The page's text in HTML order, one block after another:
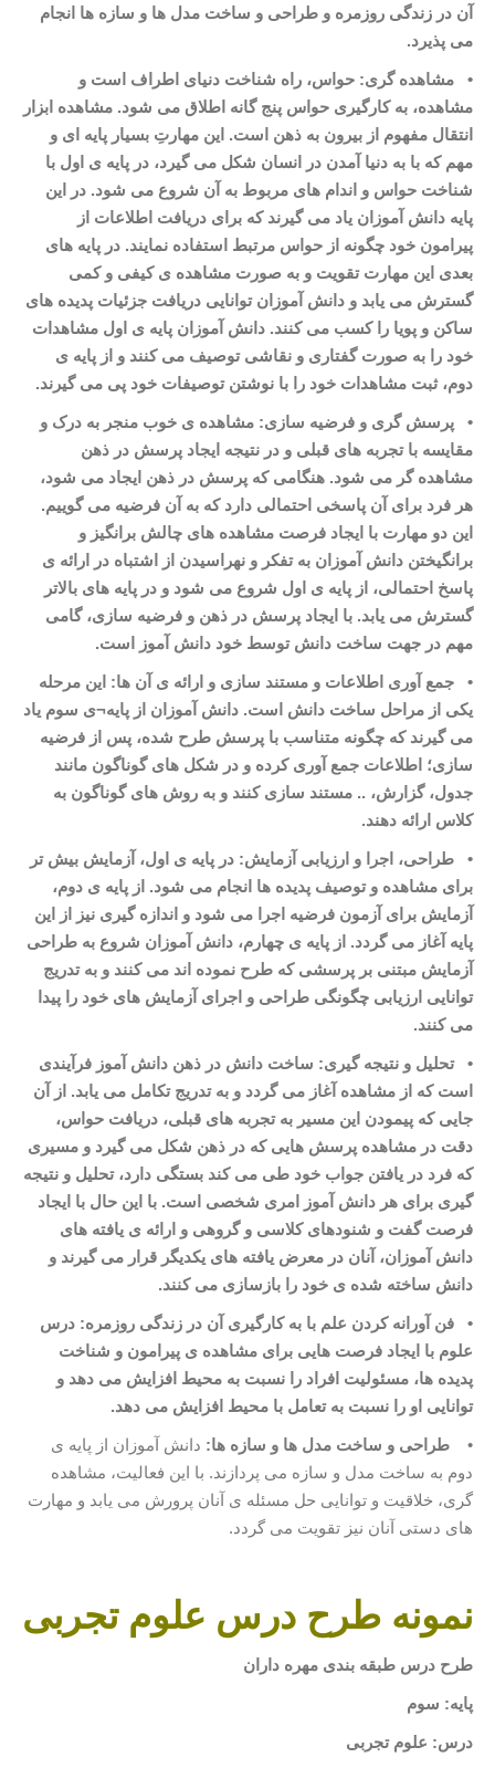
آن در زندگی روزمره و طراحی و ساخت مدل ها و سازه ها انجام
می پذیرد.
• مشاهده گری: حواس، راه شناخت دنیای اطراف است و
مشاهده، به کارگیری حواس پنج گانه اطلاق می شود. مشاهده ابزار
انتقال مفهوم از بیرون به ذهن است. این مهارتِ بسیار پایه ای و
مهم که با به دنیا آمدن در انسان شکل می گیرد، در پایه ی اول با
شناخت حواس و اندام های مربوط به آن شروع می شود. در این
پایه دانش آموزان یاد می گیرند که برای دریافت اطلاعات از
پیرامون خود چگونه از حواس مرتبط استفاده نمایند. در پایه های
بعدی این مهارت تقویت و به صورت مشاهده ی کیفی و کمی
گسترش می یابد و دانش آموزان توانایی دریافت جزئیات پدیده های
ساکن و پویا را کسب می کنند. دانش آموزان پایه ی اول مشاهدات
خود را به صورت گفتاری و نقاشی توصیف می کنند و از پایه ی
دوم، ثبت مشاهدات خود را با نوشتن توصیفات خود پی می گیرند.
• پرسش گری و فرضیه سازی: مشاهده ی خوب منجر به درک و
مقایسه با تجربه های قبلی و در نتیجه ایجاد پرسش در ذهن
مشاهده گر می شود. هنگامی که پرسش در ذهن ایجاد می شود،
هر فرد برای آن پاسخی احتمالی دارد که به آن فرضیه می گوییم.
این دو مهارت با ایجاد فرصت مشاهده های چالش برانگیز و
برانگیختن دانش آموزان به تفکر و نهراسیدن از اشتباه در ارائه ی
پاسخ احتمالی، از پایه ی اول شروع می شود و در پایه های بالاتر
گسترش می یابد. با ایجاد پرسش در ذهن و فرضیه سازی، گامی
مهم در جهت ساخت دانش توسط خود دانش آموز است.
• جمع آوری اطلاعات و مستند سازی و ارائه ی آن ها: این مرحله
یکی از مراحل ساخت دانش است. دانش آموزان از پایه¬ی سوم یاد
می گیرند که چگونه متناسب با پرسش طرح شده، پس از فرضیه
سازی؛ اطلاعات جمع آوری کرده و در شکل های گوناگون مانند
جدول، گزارش، .. مستند سازی کنند و به روش های گوناگون به
کلاس ارائه دهند.
• طراحی، اجرا و ارزیابی آزمایش: در پایه ی اول، آزمایش بیش تر
برای مشاهده و توصیف پدیده ها انجام می شود. از پایه ی دوم،
آزمایش برای آزمون فرضیه اجرا می شود و اندازه گیری نیز از این
پایه آغاز می گردد. از پایه ی چهارم، دانش آموزان شروع به طراحی
آزمایش مبتنی بر پرسشی که طرح نموده اند می کنند و به تدریج
توانایی ارزیابی چگونگی طراحی و اجرای آزمایش های خود را پیدا
می کنند.
•
تحلیل و نتیجه گیری: ساخت دانش در ذهن دانش آموز فرآیندی
است که از مشاهده آغاز می گردد و به تدریج تکامل می یابد. از آن
جایی که پیمودن این مسیر به تجربه های قبلی، دریافت حواس،
دقت در مشاهده پرسش هایی که در ذهن شکل می گیرد و مسیری
که فرد در یافتن جواب خود طی می کند بستگی دارد، تحلیل و نتیجه
گیری برای هر دانش آموز امری شخصی است. با این حال با ایجاد
فرصت گفت و شنودهای کلاسی و گروهی و ارائه ی یافته های
دانش آموزان، آنان در معرض یافته های یکدیگر قرار می گیرند و
دانش ساخته شده ی خود را بازسازی می کنند.
•
فن آورانه کردن علم با به کارگیری آن در زندگی روزمره: درس
علوم با ایجاد فرصت هایی برای مشاهده ی پیرامون و شناخت
پدیده ها، مسئولیت افراد را نسبت به محیط افزایش می دهد و
توانایی او را نسبت به تعامل با محیط افزایش می دهد.
• طراحی و ساخت مدل ها و سازه ها: دانش آموزان از پایه ی
دوم به ساخت مدل و سازه می پردازند. با این فعالیت، مشاهده
گری، خلاقیت و توانایی حل مسئله ی آنان پرورش می یابد و مهارت
های دستی آنان نیز تقویت می گردد.
نمونه طرح درس علوم تجربی
طرح درس طبقه بندی مهره داران
پایه: سوم
درس: علوم تجربی